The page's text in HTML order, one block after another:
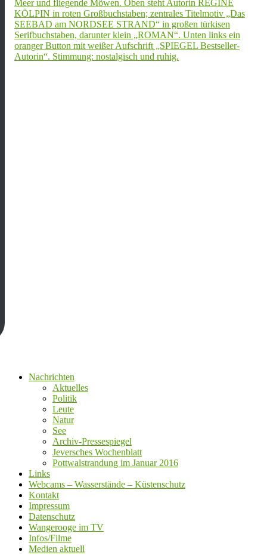
Nachrichten
Aktuelles
Politik
Leute
Natur
See
Archiv-Pressespiegel
Jeversches Wochenblatt
Pottwalstrandung im Januar 2016
Links
Webcams – Wasserstände – Küstenschutz
Kontakt
Impressum
Datenschutz
Wangerooge im TV
Infos/Filme
Medien aktuell